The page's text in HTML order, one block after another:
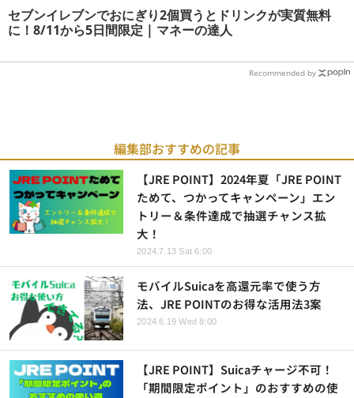
セブンイレブンでおにぎり2個買うとドリンクが実質無料
に！8/11から5日間限定 | マネーの達人
Recommended by
編集部おすすめの記事
【JRE POINT】2024年夏「JRE POINT
ためて、つかってキャンペーン」エン
トリー＆条件達成で抽選チャンス拡
大！
2024.7.13 Sat 6:00
モバイルSuicaを高還元率で使う方
法、JRE POINTのお得な活用法3案
2024.6.19 Wed 8:00
【JRE POINT】Suicaチャージ不可！
「期間限定ポイント」のおすすめの使